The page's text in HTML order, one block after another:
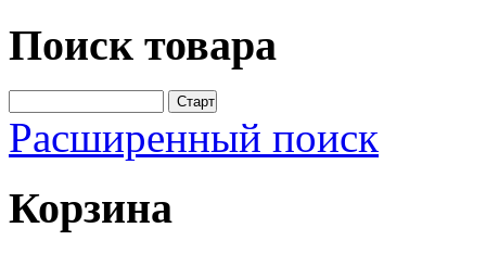
Поиск товара
Расширенный поиск
Корзина